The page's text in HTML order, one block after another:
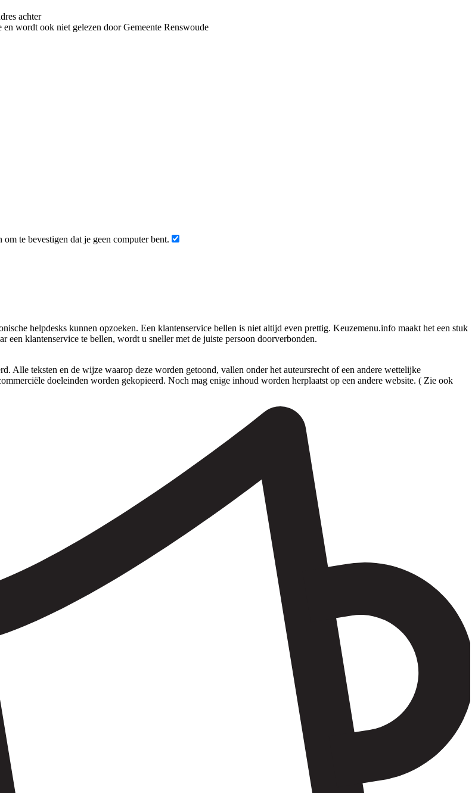
achter
wordt ook niet gelezen door Gemeente Renswoude
te bevestigen dat je geen computer bent.
helpdesks kunnen opzoeken. Een klantenservice bellen is niet altijd even prettig. Keuzemenu.info maakt het een stuk
een klantenservice te bellen, wordt u sneller met de juiste persoon doorverbonden.
Alle teksten en de wijze waarop deze worden getoond, vallen onder het auteursrecht of een andere wettelijke
doeleinden worden gekopieerd. Noch mag enige inhoud worden herplaatst op een andere website. ( Zie ook